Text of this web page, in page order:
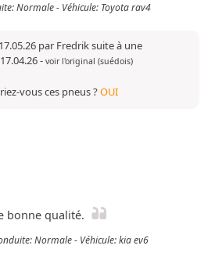
Normale - Véhicule: Toyota rav4
par Fredrik suite à une
- voir l'original (suédois)
vous ces pneus ?OUI
bonne qualité.
Normale - Véhicule: kia ev6